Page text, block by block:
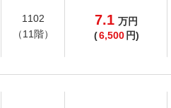
1102
（11階）
7.1 万円
(6,500 円)